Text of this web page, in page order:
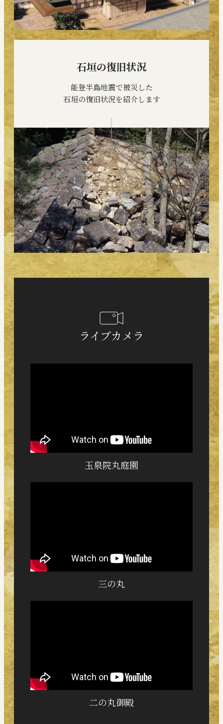
石垣の復旧状況
能登半島地震で被災した
石垣の復旧状況を紹介します
ライブカメラ
玉泉院丸庭園
三の丸
二の丸御殿